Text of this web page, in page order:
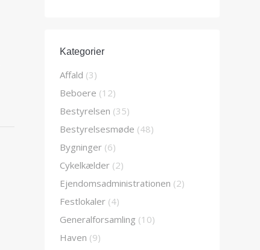
Kategorier
Affald (3)
Beboere (12)
Bestyrelsen (35)
Bestyrelsesmøde (48)
Bygninger (6)
Cykelkælder (2)
Ejendomsadministrationen (2)
Festlokaler (4)
Generalforsamling (10)
Haven (9)